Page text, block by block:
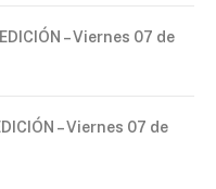
– Viernes 07 de
– Viernes 07 de